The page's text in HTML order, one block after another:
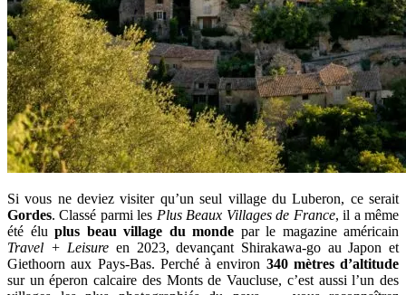
Si vous ne deviez visiter qu’un seul village du Luberon, ce serait
Gordes. Classé parmi les Plus Beaux Villages de France, il a même
été élu plus beau village du monde par le magazine américain
Travel + Leisure en 2023, devançant Shirakawa-go au Japon et
Giethoorn aux Pays-Bas. Perché à environ 340 mètres d’altitude
sur un éperon calcaire des Monts de Vaucluse, c’est aussi l’un des